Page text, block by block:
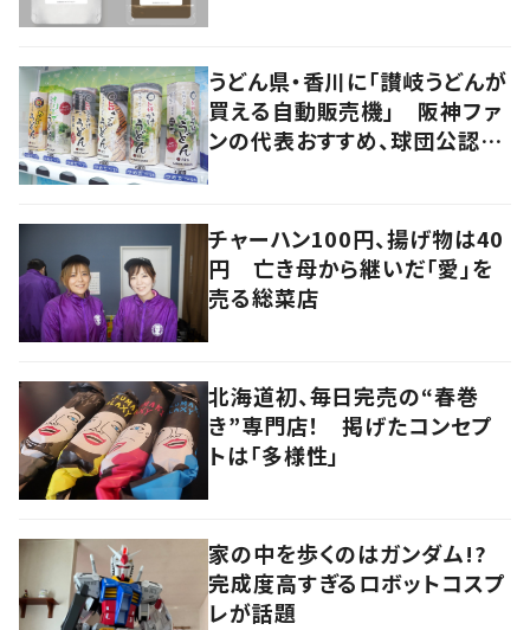
うどん県・香川に「讃岐うどんが
買える自動販売機」 阪神ファ
ンの代表おすすめ、球団公認カ
チャーハン100円、揚げ物は40
円 亡き母から継いだ「愛」を
売る総菜店
北海道初、毎日完売の“春巻
き”専門店！ 掲げたコンセプ
トは「多様性」
家の中を歩くのはガンダム!?
完成度高すぎるロボットコスプ
レが話題